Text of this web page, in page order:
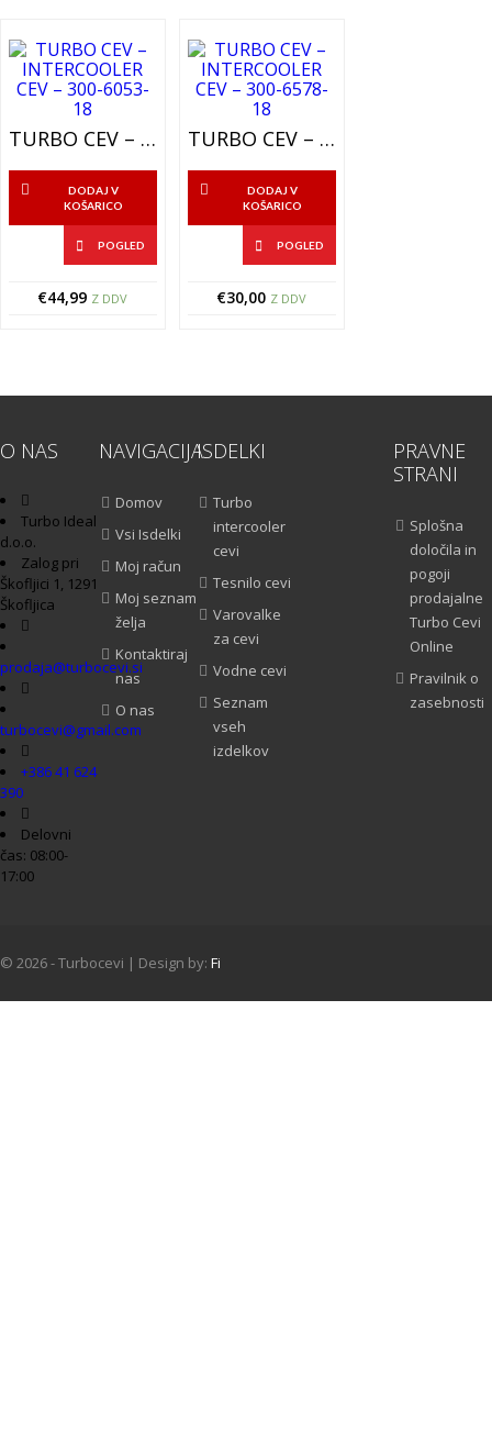
TURBO CEV – INTERCOOLER CEV – 300-6053-18
DODAJ V
KOŠARICO
POGLED
€44,99 Z DDV
TURBO CEV – INTERCOOLER CEV – 300-6578-18
DODAJ V
KOŠARICO
POGLED
€30,00 Z DDV
O NAS
Turbo Ideal
d.o.o.
Zalog pri
Škofljici 1, 1291
Škofljica
prodaja@turbocevi.si
turbocevi@gmail.com
+386 41 624
390
Delovni
čas: 08:00-
17:00
NAVIGACIJA
Domov
Vsi Isdelki
Moj račun
Moj seznam
želja
Kontaktiraj
nas
O nas
ISDELKI
Turbo
intercooler
cevi
Tesnilo cevi
Varovalke
za cevi
Vodne cevi
Seznam
vseh
izdelkov
PRAVNE
STRANI
Splošna
določila in
pogoji
prodajalne
Turbo Cevi
Online
Pravilnik o
zasebnosti
© 2026 - Turbocevi | Design by: Fi